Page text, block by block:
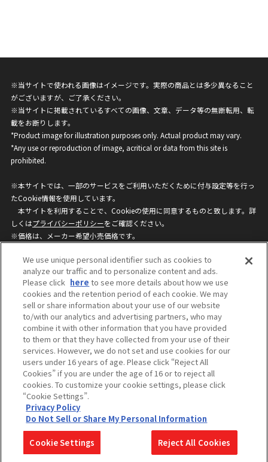
※当サイトで使われる画像はイメージです。実際の商品とは多少異なること
がございますが、ご了承ください。
※当サイトに掲載されているすべての画像、文章、データ等の無断転用、転
載をお断りします。
*Product image for illustration purposes only. Actual product may vary.
*Any use or reproduction of image, acritical or data from this site is
prohibited.
※本サイトでは、一部のサービスをご利用いただくために付与設定等を行っ
たCookie情報を使用しています。
本サイトを利用することで、Cookieの使用に同意するものと致します。詳
しくはプライバシーポリシーをご確認ください。
※価格は、メーカー希望小売価格です。
ざいますのでご了承ください。
privacypolicy
Do Not Sell or Share My
Personal Information
ウェブサイトご利用条件
ソーシャルメディアポリシー
個人情報保護方針
お問い合わせ
©BANDAI
コピーライト一覧を表示する
We use unique personal identifier such as cookies to
analyze our traffic and to personalize content and ads.
Please click here to see more details about how we use
cookies and the retention period of each cookie. We may
sell or share information about your use of our website
to/with our analytics and advertising partners, who may
combine it with other information that you have provided
to them or that they have collected from your use of their
services. However, we do not set and use cookies for our
users under 16 years of age. Please click “Reject All
Cookies” if you are under the age of 16 or to reject all
cookies. To customize your cookie settings, please click
“Cookie Settings”.
Privacy Policy
Do Not Sell or Share My Personal Information
Cookie Settings Reject All Cookies